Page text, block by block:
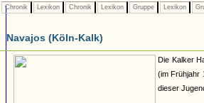
Chronik Lexikon Chronik Lexikon Gruppe Lexikon
Navajos (Köln-Kalk)
Die Kalker
(im Frühjahr
dieser